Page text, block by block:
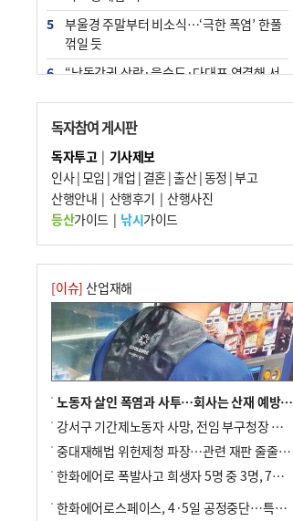
5
부울경 주말부터 비소식…‘극한 폭염’ 한풀
꺾일 듯
6
“낙동강권 삼락·을숙도·다대포 연결해 서
7
오늘의 날씨- 2026년 8월 7일
8
외국인 선원 ‘인신매매 경유지’ 된 부산…
우려가 현실로
9
[사설] 해수부 신청사 북항으로 확정, 해양
수도 도약의 전환점
10 르노 못 타는 부산시장…관용차 규정에 막
힌 지역기업 응원
독자참여 게시판
독자투고| 기사제보
인사|모임 | 개업 | 결혼|출산|동정 |부고
산행안내 | 산행후기 | 산행사진
등산가이드| 낚시가이드
[이슈] 산업재해
노동자 살인 폭염과 사투…회사는 산재 예방·전기료 절감 전력
강서구 기간제노동자 사망, 전임 부구청장 檢 송치
중대재해법 위헌제청 파장…관련 재판 줄줄이 브레이크
한화에어로 폭발사고 희생자 5명 중 3명, 7일 영면
한화에어로스페이스, 4·5일 공정중단…특별 안전점검